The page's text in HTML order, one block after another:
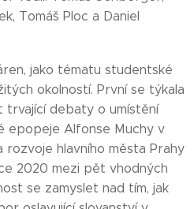
Tomáš Ploc a Daniel
jako tématu studentské
okolností. První se týkala
debaty o umístění
epopeje Alfonse Muchy v
rozvoje hlavního města Prahy
2020 mezi pět vhodných
se zamyslet nad tím, jak